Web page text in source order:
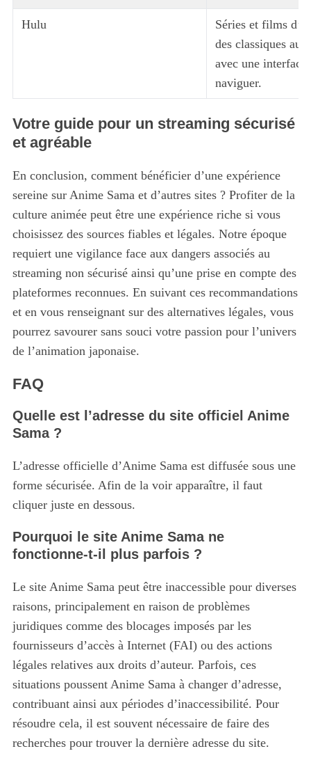
Hulu
Séries et films
des classiques
avec une interface
naviguer.
Votre guide pour un streaming sécurisé
et agréable
En conclusion, comment bénéficier d’une expérience
sereine sur Anime Sama et d’autres sites ? Profiter de la
culture animée peut être une expérience riche si vous
choisissez des sources fiables et légales. Notre époque
requiert une vigilance face aux dangers associés au
streaming non sécurisé ainsi qu’une prise en compte des
plateformes reconnues. En suivant ces recommandations
et en vous renseignant sur des alternatives légales, vous
pourrez savourer sans souci votre passion pour l’univers
de l’animation japonaise.
FAQ
Quelle est l’adresse du site officiel Anime
Sama ?
L’adresse officielle d’Anime Sama est diffusée sous une
forme sécurisée. Afin de la voir apparaître, il faut
cliquer juste en dessous.
Pourquoi le site Anime Sama ne
fonctionne-t-il plus parfois ?
Le site Anime Sama peut être inaccessible pour diverses
raisons, principalement en raison de problèmes
juridiques comme des blocages imposés par les
fournisseurs d’accès à Internet (FAI) ou des actions
légales relatives aux droits d’auteur. Parfois, ces
situations poussent Anime Sama à changer d’adresse,
contribuant ainsi aux périodes d’inaccessibilité. Pour
résoudre cela, il est souvent nécessaire de faire des
recherches pour trouver la dernière adresse du site.